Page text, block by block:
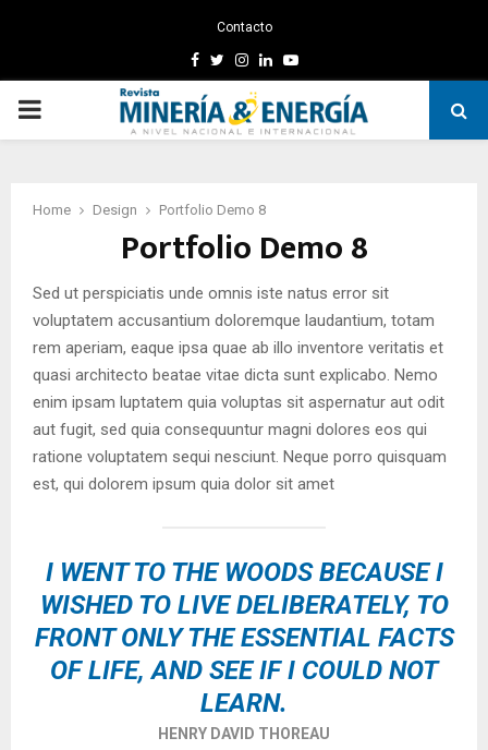
Contacto
Facebook
TwitterInstagram
LinkedinYoutube
PRIMARY
Home Design Portfolio Demo 8
Portfolio Demo 8
Sed ut perspiciatis unde omnis iste natus error sit
voluptatem accusantium doloremque laudantium, totam
rem aperiam, eaque ipsa quae ab illo inventore veritatis et
quasi architecto beatae vitae dicta sunt explicabo. Nemo
enim ipsam luptatem quia voluptas sit aspernatur aut odit
aut fugit, sed quia consequuntur magni dolores eos qui
ratione voluptatem sequi nesciunt. Neque porro quisquam
est, qui dolorem ipsum quia dolor sit amet
I WENT TO THE WOODS BECAUSE I
WISHED TO LIVE DELIBERATELY, TO
FRONT ONLY THE ESSENTIAL FACTS
OF LIFE, AND SEE IF I COULD NOT
LEARN.
HENRY DAVID THOREAU